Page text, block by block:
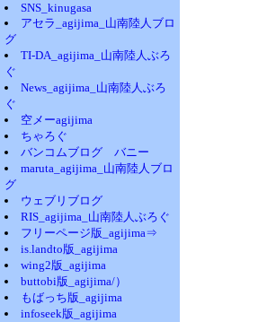
SNS_kinugasa
アセラ_agijima_山南陸人ブロ
グ
TI-DA_agijima_山南陸人ぶろ
ぐ
News_agijima_山南陸人ぶろ
ぐ
空メーagijima
ちゃろぐ
バンコムブログ バニー
maruta_agijima_山南陸人ブロ
グ
ウェブリブログ
RIS_agijima_山南陸人ぶろぐ
フリーページ版_agijima⇒
is.landto版_agijima
wing2版_agijima
buttobi版_agijima/）
もばっち版_agijima
infoseek版_agijima